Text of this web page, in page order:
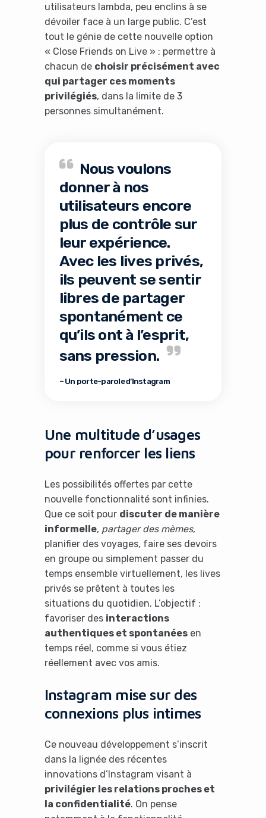
utilisateurs lambda, peu enclins à se
dévoiler face à un large public. C’est
tout le génie de cette nouvelle option
« Close Friends on Live » : permettre à
chacun de choisir précisément avec
qui partager ces moments
privilégiés, dans la limite de 3
personnes simultanément.
Nous voulons
donner à nos
utilisateurs encore
plus de contrôle sur
leur expérience.
Avec les lives privés,
ils peuvent se sentir
libres de partager
spontanément ce
qu’ils ont à l’esprit,
sans pression.
– Un porte-parole d’Instagram
Une multitude d’usages
pour renforcer les liens
Les possibilités offertes par cette
nouvelle fonctionnalité sont infinies.
Que ce soit pour discuter de manière
informelle, partager des mèmes,
planifier des voyages, faire ses devoirs
en groupe ou simplement passer du
temps ensemble virtuellement, les lives
privés se prêtent à toutes les
situations du quotidien. L’objectif :
favoriser des interactions
authentiques et spontanéesen
temps réel, comme si vous étiez
réellement avec vos amis.
Instagram mise sur des
connexions plus intimes
Ce nouveau développement s’inscrit
dans la lignée des récentes
innovations d’Instagram visant à
privilégier les relations proches et
la confidentialité. On pense